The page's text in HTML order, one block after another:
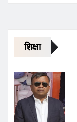
शिक्षा